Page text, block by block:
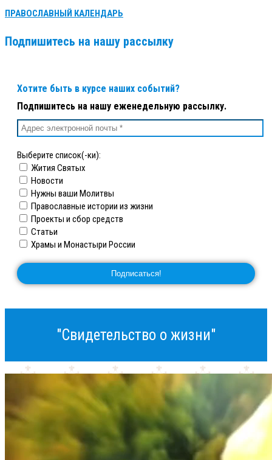
ПРАВОСЛАВНЫЙ КАЛЕНДАРЬ
Подпишитесь на нашу рассылку
Хотите быть в курсе наших событий?
Подпишитесь на нашу еженедельную рассылку.
Выберите список(-ки):
Жития Святых
Новости
Нужны ваши Молитвы
Православные истории из жизни
Проекты и сбор средств
Статьи
Храмы и Монастыри России
"Свидетельство о жизни"